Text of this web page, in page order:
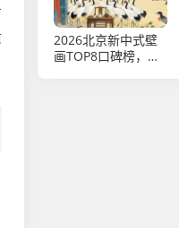
2026北京新中式壁
画TOP8口碑榜，第